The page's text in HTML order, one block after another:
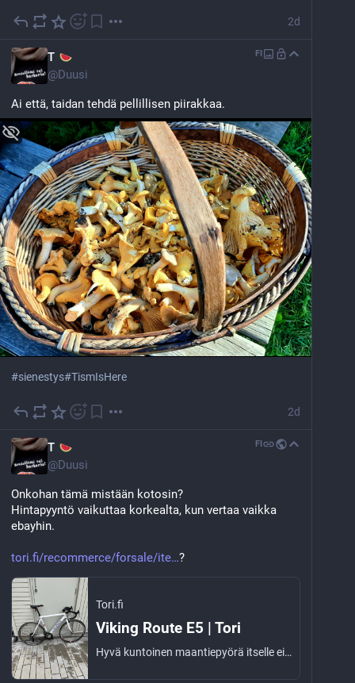
2d
T
@Duusi
FI
Ai että, taidan tehdä pellillisen piirakkaa.
#sienestys#TismIsHere
2d
T
@Duusi
FI
Onkohan tämä mistään kotosin?
Hintapyyntö vaikuttaa korkealta, kun vertaa vaikka
ebayhin.
tori.fi/recommerce/forsale/ite ?
Tori.fi
Viking Route E5 | Tori
Hyvä kuntoinen maantiepyörä itselle ei ole ollut käyttöä niin laitetaan parempaan kotiin. Sen verran mitä olen kokeillut kaikki toimii moitteettomasti.